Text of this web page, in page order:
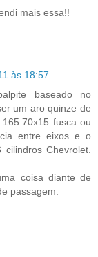
mais essa!!
às 18:57
baseado no
um aro quinze de
fusca ou
entre eixos e o
Chevrolet.
coisa diante de
passagem.